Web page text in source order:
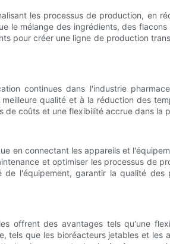
les processus de production, en
le mélange des ingrédients, des
pour créer une ligne de production
continues dans l'industrie
qualité et à la réduction des
coûts et une flexibilité accrue dans la
en connectant les appareils et
et optimiser les processus de
l'équipement, garantir la qualité
offrent des avantages tels qu'une
que les bioréacteurs jetables et les